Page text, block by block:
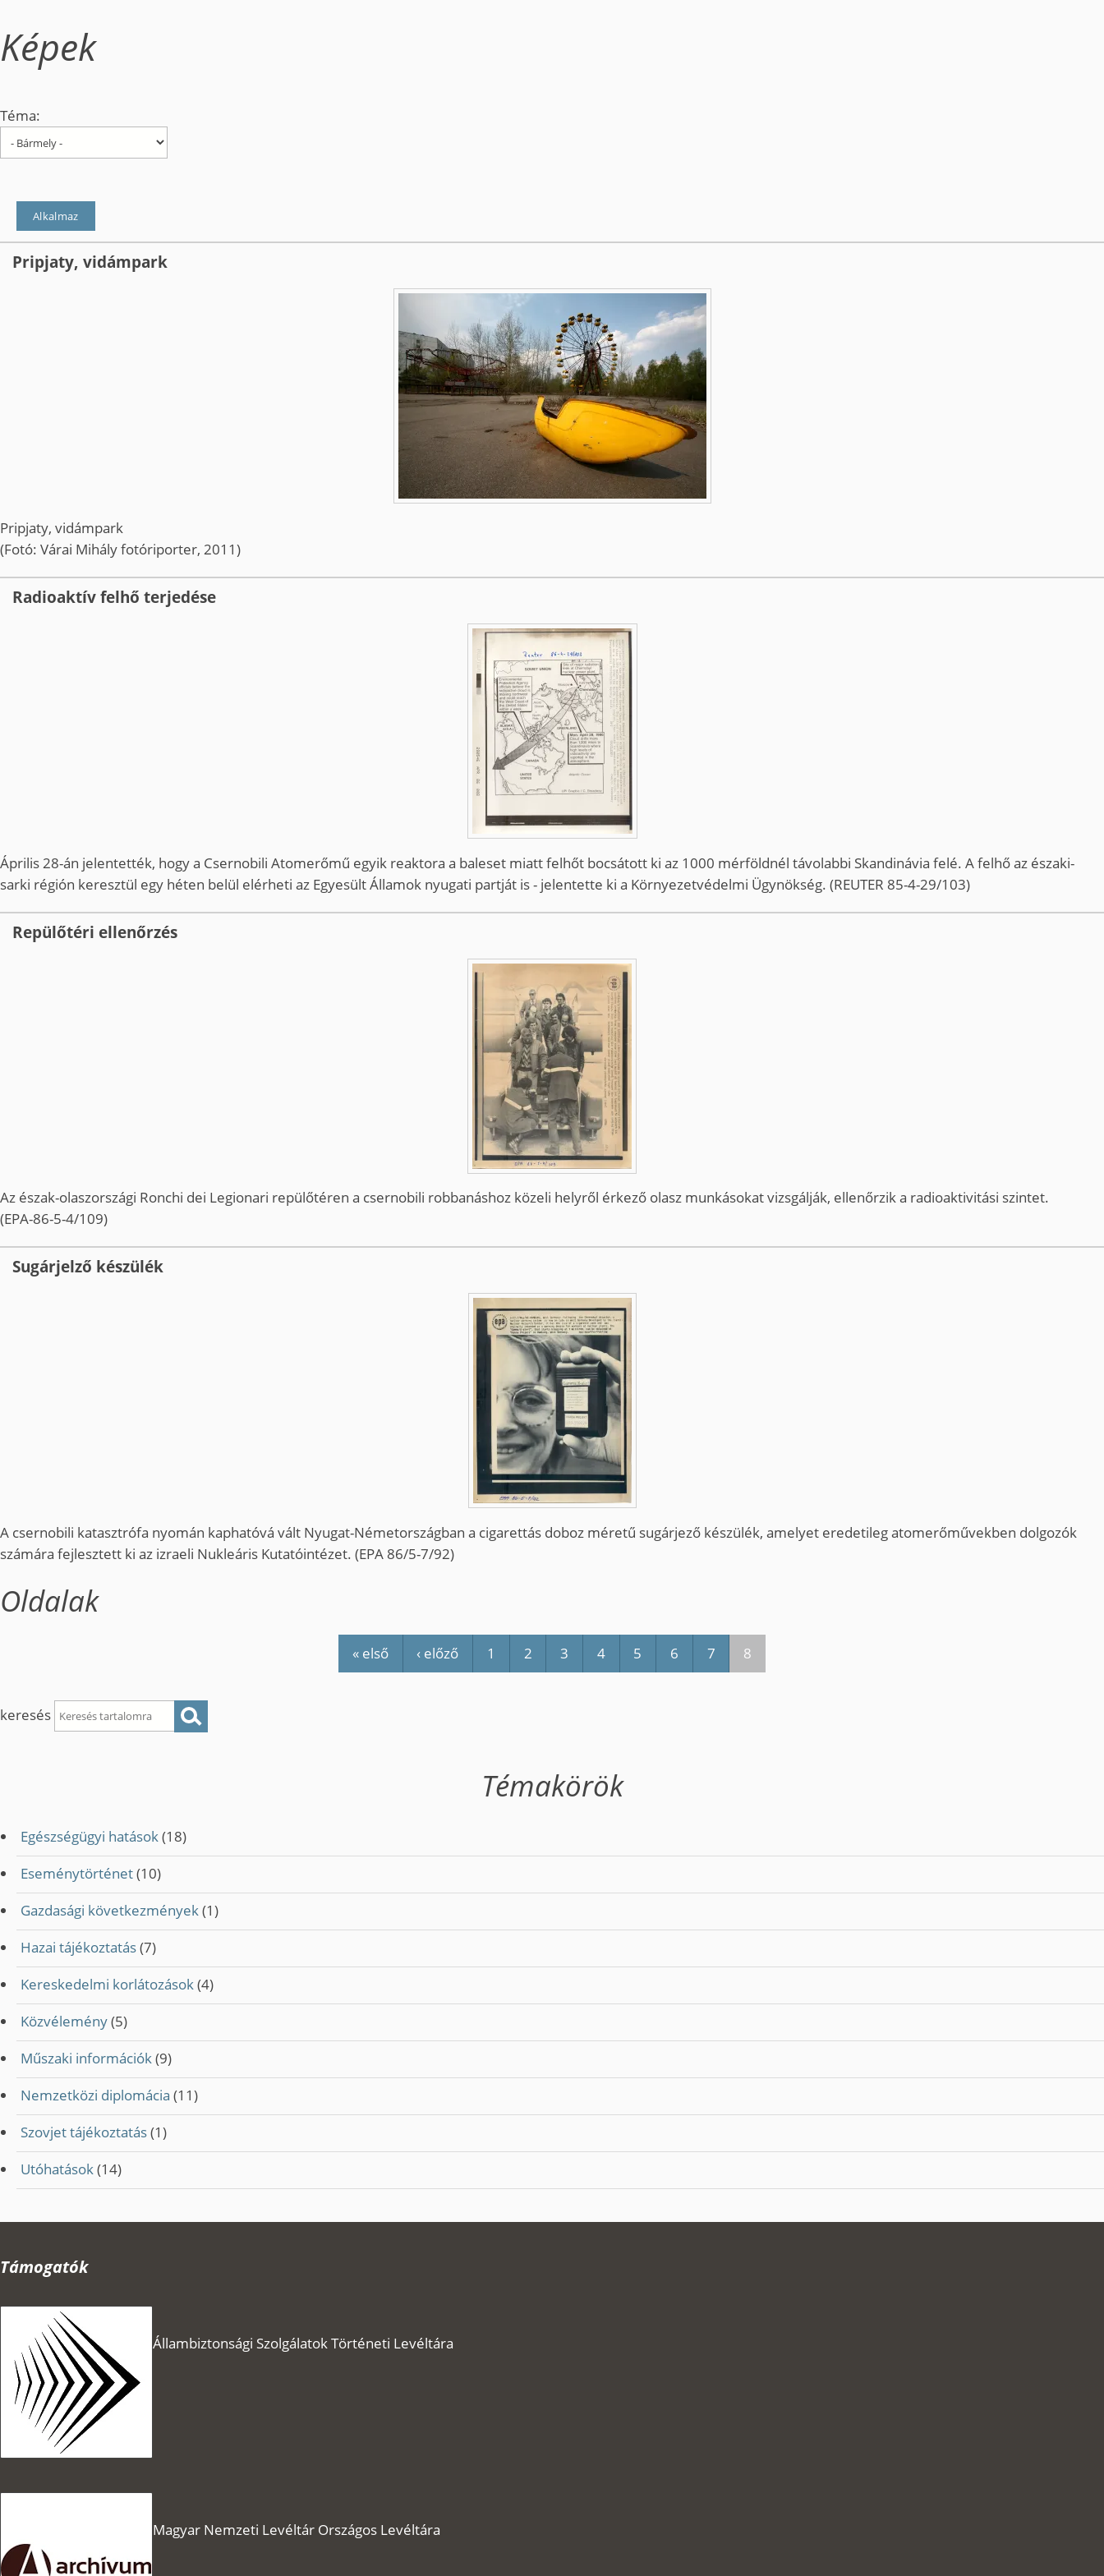
Képek
Téma:
Pripjaty, vidámpark
Pripjaty, vidámpark
(Fotó: Várai Mihály fotóriporter, 2011)
Radioaktív felhő terjedése
Április 28-án jelentették, hogy a Csernobili Atomerőmű egyik reaktora a baleset miatt felhőt bocsátott ki az 1000 mérföldnél távolabbi Skandinávia felé. A felhő az északi-
sarki régión keresztül egy héten belül elérheti az Egyesült Államok nyugati partját is - jelentette ki a Környezetvédelmi Ügynökség. (REUTER 85-4-29/103)
Repülőtéri ellenőrzés
Az észak-olaszországi Ronchi dei Legionari repülőtéren a csernobili robbanáshoz közeli helyről érkező olasz munkásokat vizsgálják, ellenőrzik a radioaktivitási szintet.
(EPA-86-5-4/109)
Sugárjelző készülék
A csernobili katasztrófa nyomán kaphatóvá vált Nyugat-Németországban a cigarettás doboz méretű sugárjező készülék, amelyet eredetileg atomerőművekben dolgozók
számára fejlesztett ki az izraeli Nukleáris Kutatóintézet. (EPA 86/5-7/92)
Oldalak
« első ‹ előző 1 2 3 4 5 6 7 8
keresés
Témakörök
Egészségügyi hatások(18)
Eseménytörténet(10)
Gazdasági következmények(1)
Hazai tájékoztatás(7)
Kereskedelmi korlátozások(4)
Közvélemény(5)
Műszaki információk(9)
Nemzetközi diplomácia (11)
Szovjet tájékoztatás(1)
Utóhatások(14)
Támogatók
Állambiztonsági Szolgálatok Történeti Levéltára
Magyar Nemzeti Levéltár Országos Levéltára